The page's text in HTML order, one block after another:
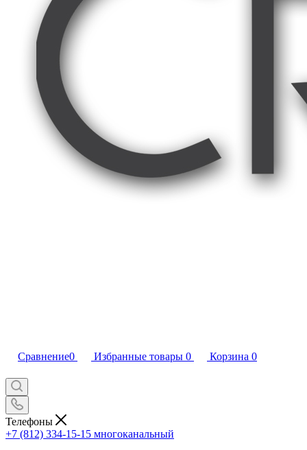
Сравнение0 Избранные товары 0 Корзина 0
Телефоны
+7 (812) 334-15-15 многоканальный